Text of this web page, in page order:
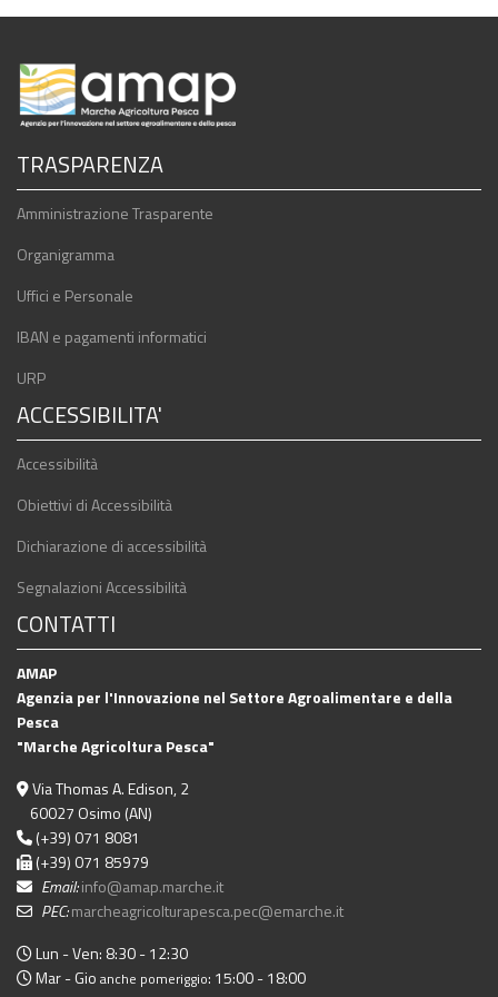
TRASPARENZA
Amministrazione Trasparente
Organigramma
Uffici e Personale
IBAN e pagamenti informatici
URP
ACCESSIBILITA'
Accessibilità
Obiettivi di Accessibilità
Dichiarazione di accessibilità
Segnalazioni Accessibilità
CONTATTI
AMAP
Agenzia per l'Innovazione nel Settore Agroalimentare e della
Pesca
"Marche Agricoltura Pesca"
Via Thomas A. Edison, 2
60027 Osimo (AN)
(+39) 071 8081
(+39) 071 85979
Email:info@amap.marche.it
PEC:marcheagricolturapesca.pec@emarche.it
Lun - Ven: 8:30 - 12:30
Mar - Gio anche pomeriggio: 15:00 - 18:00